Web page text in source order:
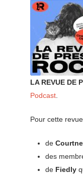
SHARE
LINK
LA REVUE DE
Podcast
Pour cette
de
des
de Fiedly